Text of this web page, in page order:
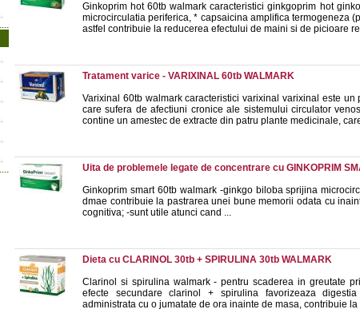
Ginkoprim hot 60tb walmark caracteristici ginkgoprim hot
microcirculatia periferica, * capsaicina amplifica termogeneza
astfel contribuie la reducerea efectului de maini si de picioare
Tratament varice - VARIXINAL 60tb WALMARK
Varixinal 60tb walmark caracteristici varixinal varixinal este
care sufera de afectiuni cronice ale sistemului circulator
contine un amestec de extracte din patru plante medicinale,
Uita de problemele legate de concentrare cu GINKOPRIM
Ginkoprim smart 60tb walmark -ginkgo biloba sprijina
dmae contribuie la pastrarea unei bune memorii odata cu
cognitiva; -sunt utile atunci cand ...
Dieta cu CLARINOL 30tb + SPIRULINA 30tb WALMARK
Clarinol si spirulina walmark - pentru scaderea in greutate
efecte secundare clarinol + spirulina favorizeaza
administrata cu o jumatate de ora inainte de masa, contribuie